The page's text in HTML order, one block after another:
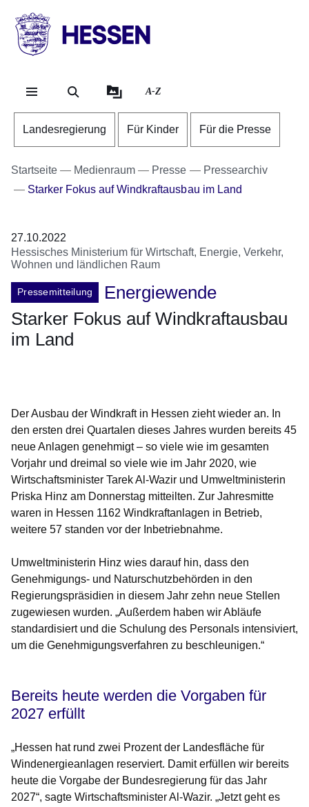
HESSEN
Landesregierung
A-Z
Landesregierung Für Kinder Für die Presse
Startseite Medienraum Presse
Pressearchiv
Starker Fokus auf Windkraftausbau im Land
27.10.2022
Hessisches Ministerium für Wirtschaft, Energie, Verkehr,
Wohnen und ländlichen Raum
Pressemitteilung
Energiewende
Starker Fokus auf Windkraftausbau
im Land
Der Ausbau der Windkraft in Hessen zieht wieder an. In
den ersten drei Quartalen dieses Jahres wurden bereits 45
neue Anlagen genehmigt – so viele wie im gesamten
Vorjahr und dreimal so viele wie im Jahr 2020, wie
Wirtschaftsminister Tarek Al-Wazir und Umweltministerin
Priska Hinz am Donnerstag mitteilten. Zur Jahresmitte
waren in Hessen 1162 Windkraftanlagen in Betrieb,
weitere 57 standen vor der Inbetriebnahme.
Umweltministerin Hinz wies darauf hin, dass den
Genehmigungs- und Naturschutzbehörden in den
Regierungspräsidien in diesem Jahr zehn neue Stellen
zugewiesen wurden. „Außerdem haben wir Abläufe
standardisiert und die Schulung des Personals intensiviert,
um die Genehmigungsverfahren zu beschleunigen.“
Bereits heute werden die Vorgaben für
2027 erfüllt
„Hessen hat rund zwei Prozent der Landesfläche für
Windenergieanlagen reserviert. Damit erfüllen wir bereits
heute die Vorgabe der Bundesregierung für das Jahr
2027“, sagte Wirtschaftsminister Al-Wazir. „Jetzt geht es